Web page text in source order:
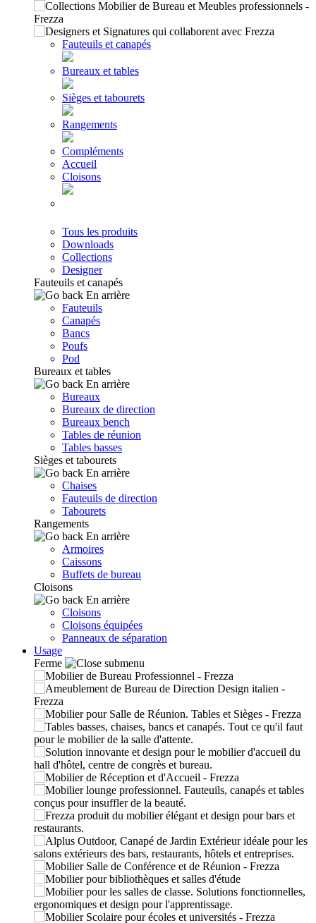
Fauteuils et canapés
Bureaux et tables
Sièges et tabourets
Rangements
Compléments
Accueil
Cloisons
Tous les produits
Downloads
Collections
Designer
Fauteuils et canapés
En arrière
Fauteuils
Canapés
Bancs
Poufs
Pod
Bureaux et tables
En arrière
Bureaux
Bureaux de direction
Bureaux bench
Tables de réunion
Tables basses
Sièges et tabourets
En arrière
Chaises
Fauteuils de direction
Tabourets
Rangements
En arrière
Armoires
Caissons
Buffets de bureau
Cloisons
En arrière
Cloisons
Cloisons équipées
Panneaux de séparation
Usage
Ferme